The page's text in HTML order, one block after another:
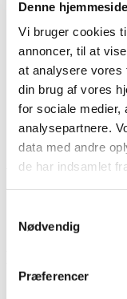
Denne
Vi bruger cookies
annoncer, til at
at analysere vores
din brug af vores
for sociale medier,
analysepartnere.
data med andre
de har indsamlet
Nødvendig
Præferencer
Vare: DIY